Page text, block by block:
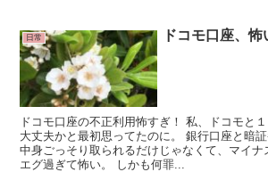
日常 ドコモ口座、怖
ドコモ口座の不正利用怖すぎ！ 私、ドコモと
大丈夫かと最初思ってたのに。 銀行口座と暗証
中身ごっそり取られるだけじゃなくて、マイナ
エグ過ぎて怖い。 しかも何罪...